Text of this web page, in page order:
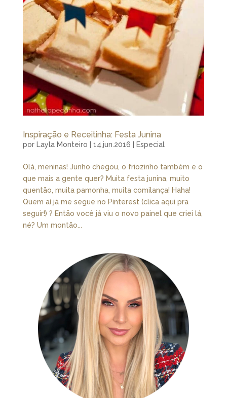
Inspiração e Receitinha: Festa Junina
por Layla Monteiro 14.jun.2016 Especial
Olá, meninas! Junho chegou, o friozinho também e o
que mais a gente quer? Muita festa junina, muito
quentão, muita pamonha, muita comilança! Haha!
Quem aí já me segue no Pinterest (clica aqui pra
seguir!) ? Então você já viu o novo painel que criei lá,
né? Um montão...